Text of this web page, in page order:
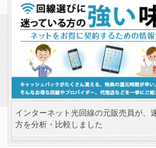
インターネット光回線の元販売員が、
方を分析・比較しました